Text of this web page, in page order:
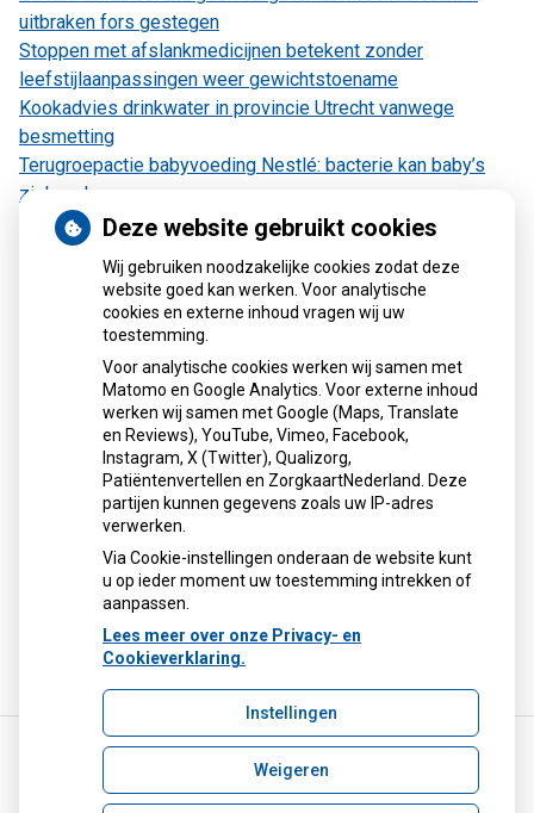
uitbraken fors gestegen
Stoppen met afslankmedicijnen betekent zonder
leefstijlaanpassingen weer gewichtstoename
Kookadvies drinkwater in provincie Utrecht vanwege
besmetting
Terugroepactie babyvoeding Nestlé: bacterie kan baby’s
ziek maken
Herhaalrecepten aanvragen
Patiëntenomgeving
Uw Zorg Online |Beheer
Deze website gebruikt cookies
Wij gebruiken noodzakelijke cookies zodat deze
website goed kan werken. Voor analytische
cookies en externe inhoud vragen wij uw
toestemming.
Voor analytische cookies werken wij samen met
Matomo en Google Analytics. Voor externe inhoud
werken wij samen met Google (Maps, Translate
en Reviews), YouTube, Vimeo, Facebook,
Instagram, X (Twitter), Qualizorg,
Patiëntenvertellen en ZorgkaartNederland. Deze
partijen kunnen gegevens zoals uw IP-adres
verwerken.
Via Cookie-instellingen onderaan de website kunt
u op ieder moment uw toestemming intrekken of
aanpassen.
Lees meer over onze Privacy- en
Cookieverklaring.
Instellingen
Weigeren